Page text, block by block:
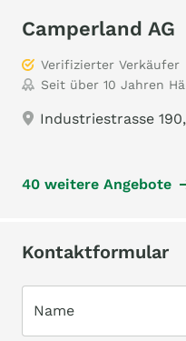
Camperland AG
Verifizierter Verkäufer
Seit über 10 Jahren
Industriestrasse
40 weitere Angebote
Kontaktformular
Name